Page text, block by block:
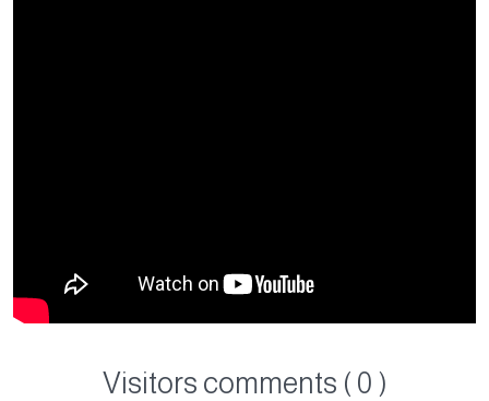
Visitors comments ( 0 )